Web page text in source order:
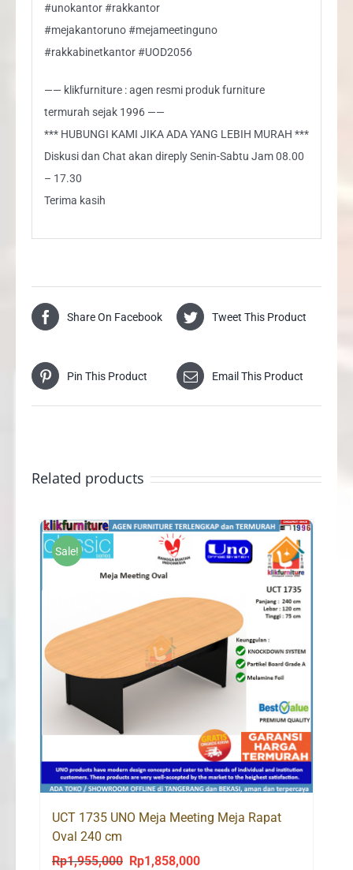
#unokantor #rakkantor
#mejakantoruno #mejameetinguno
#rakkabinetkantor #UOD2056
—— klikfurniture : agen resmi produk furniture
termurah sejak 1996 ——
*** HUBUNGI KAMI JIKA ADA YANG LEBIH MURAH ***
Diskusi dan Chat akan direply Senin-Sabtu Jam 08.00
– 17.30
Terima kasih
Share On Facebook Tweet This Product
Pin This Product Email This Product
Related products
Sale!
UCT 1735 UNO Meja Meeting Meja Rapat
Oval 240 cm
Rp1,955,000
Original
Rp1,858,000Current